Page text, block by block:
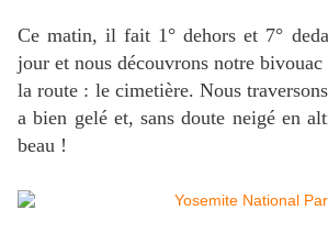
Ce matin, il fait 1° dehors et 7°
jour et nous découvrons notre
la route : le cimetière. Nous
a bien gelé et, sans doute neigé en
beau !